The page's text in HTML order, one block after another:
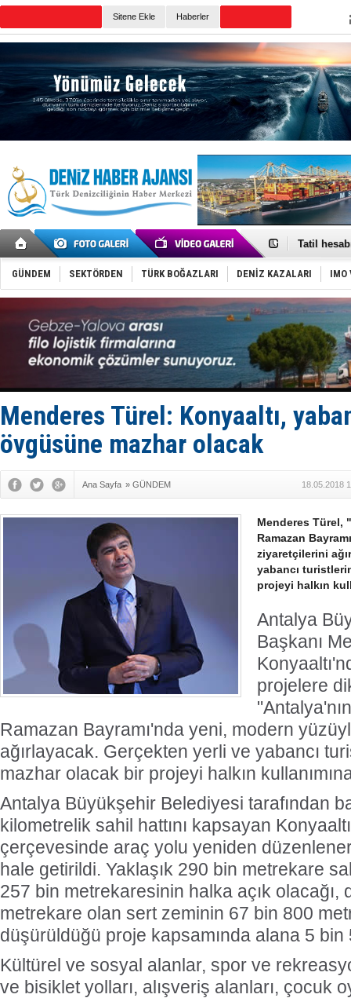
Sitene Ekle Haberler
Rus
Tatil
Rusya,
Enejota
Denizcilik
‘14.
Taksi
TÜRKLİM
SOCAR
Dünyanın
GÜNDEM SEKTÖRDEN TÜRK BOĞAZLARI DENİZ KAZALARI IMO
Menderes Türel: Konyaaltı,
övgüsüne mazhar olacak
Ana Sayfa » GÜNDEM 18.05.2018
Menderes Türel,
Ramazan
ziyaretçilerini
yabancı
projeyi halkın
Antalya
Başkanı
projelere
Ramazan Bayramı'nda yeni, modern
ağırlayacak. Gerçekten yerli ve yabancı
mazhar olacak bir projeyi halkın
Antalya Büyükşehir Belediyesi tarafından
kilometrelik sahil hattını kapsayan
çerçevesinde araç yolu yeniden
hale getirildi. Yaklaşık 290 bin metrekare
257 bin metrekaresinin halka açık olacağı,
metrekare olan sert zeminin 67 bin 800
düşürüldüğü proje kapsamında alana 5
Kültürel ve sosyal alanlar, spor ve
ve bisiklet yolları, alışveriş alanları, çocuk